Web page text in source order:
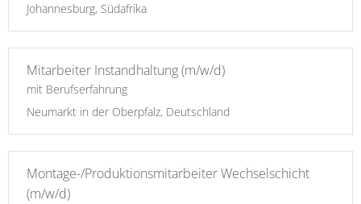
Johannesburg, Südafrika
Mitarbeiter Instandhaltung (m/w/d)
mit Berufserfahrung
Neumarkt in der Oberpfalz, Deutschland
Montage-/Produktionsmitarbeiter Wechselschicht
(m/w/d)